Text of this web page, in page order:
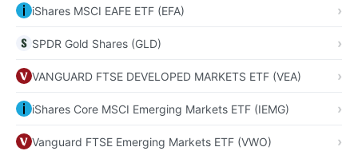
iShares MSCI EAFE ETF (EFA)
SPDR Gold Shares (GLD)
VANGUARD FTSE DEVELOPED MARKETS ETF (VEA)
iShares Core MSCI Emerging Markets ETF (IEMG)
Vanguard FTSE Emerging Markets ETF (VWO)